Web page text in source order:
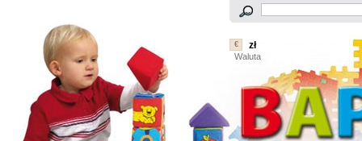
€ zł
Waluta